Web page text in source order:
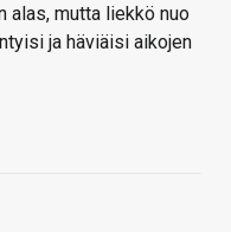
alas, mutta liekkö nuo
ja häviäisi aikojen